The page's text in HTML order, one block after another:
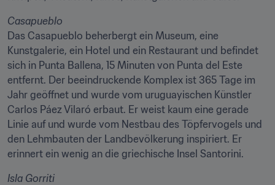
Casapueblo
Das Casapueblo beherbergt ein Museum, eine
Kunstgalerie, ein Hotel und ein Restaurant und befindet
sich in Punta Ballena, 15 Minuten von Punta del Este
entfernt. Der beeindruckende Komplex ist 365 Tage im
Jahr geöffnet und wurde vom uruguayischen Künstler
Carlos Páez Vilaró erbaut. Er weist kaum eine gerade
Linie auf und wurde vom Nestbau des Töpfervogels und
den Lehmbauten der Landbevölkerung inspiriert. Er
erinnert ein wenig an die griechische Insel Santorini.
Isla Gorriti